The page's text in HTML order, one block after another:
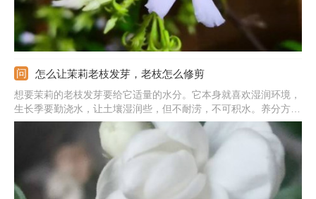
怎么让茉莉老枝发芽，老枝怎么修剪
想要茉莉的老枝发芽要给它适量的水分。它本身就喜欢湿润环境，
生长季要勤浇水，让土壤湿润些，但不耐涝，不可积水。养分方面
也很必不可少的，应施加腐熟后的有机肥，促使长势旺盛，新芽更
好的萌发。另外，管理期间还要及时进行修剪，将多余枝叶都剪
掉，能节省很多养分，对老枝发芽也有利。